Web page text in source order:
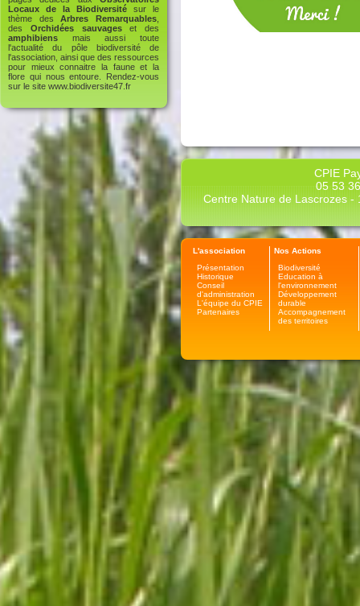
Locaux de la Biodiversité sur le
thème desArbres Remarquables
des Orchidées sauvageset des
amphibiens mais aussi toute
l'actualité du pôle biodiversité de
l'association, ainsi que des ressources
pour mieux connaitre la faune et la
flore qui nous entoure. Rendez-vous
sur le site www.biodiversite47.fr
CPIE
05 53
Centre Nature de Lascrozes -
L'association
Présentation
Historique
Conseil
d'administration
L'équipe du CPIE
Partenaires
Nos Actions
Biodiversité
Education à
l'environnement
Développement
durable
Accompagnement
des territoires